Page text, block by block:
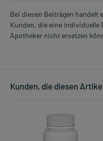
Bei diesen Beiträgen handelt
Kunden, die eine individuelle
Apotheker nicht ersetzen
Kunden, die diesen